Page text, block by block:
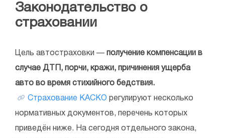
Законодательство о
страховании
Цель автостраховки — получение компенсации в
случае ДТП, порчи, кражи, причинения ущерба
авто во время стихийного бедствия.
Страхование КАСКО регулируют несколько
нормативных документов, перечень которых
приведён ниже. На сегодня отдельного закона,